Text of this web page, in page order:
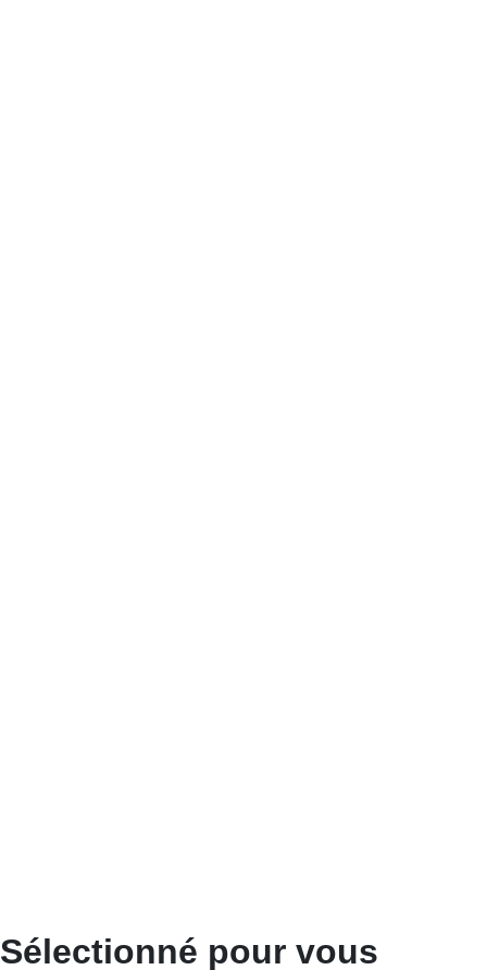
Sélectionné pour vous